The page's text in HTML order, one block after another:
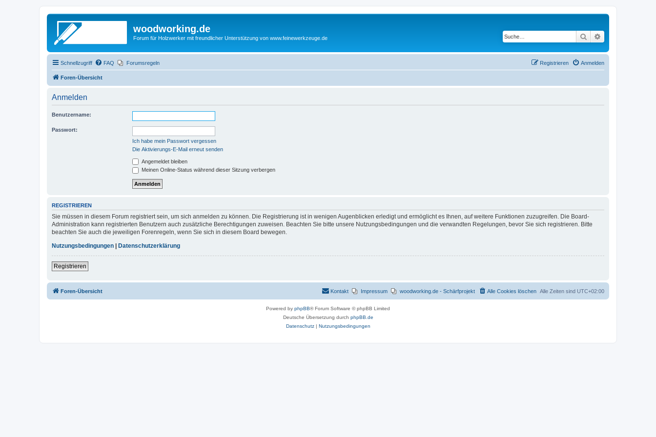
woodworking.de
Forum für Holzwerker mit freundlicher Unterstützung von www.feinewerkzeuge.de Suche
Schnellzugriff FAQ Forumsregeln Anmelden
Registrieren
Foren-Übersicht
Anmelden
Benutzername:
Passwort:
Ich habe mein Passwort vergessen
Die Aktivierungs-E-Mail erneut senden
Angemeldet bleiben
Meinen Online-Status während dieser Sitzung verbergen
REGISTRIEREN
Sie müssen in diesem Forum registriert sein, um sich anmelden zu können. Die Registrierung ist in wenigen Augenblicken erledigt und ermöglicht es Ihnen, auf weitere Funktionen zuzugreifen. Die Board-
Administration kann registrierten Benutzern auch zusätzliche Berechtigungen zuweisen. Beachten Sie bitte unsere Nutzungsbedingungen und die verwandten Regelungen, bevor Sie sich registrieren. Bitte
beachten Sie auch die jeweiligen Forenregeln, wenn Sie sich in diesem Board bewegen.
Nutzungsbedingungen
Datenschutzerklärung
Registrieren
Foren-Übersicht Alle Zeiten sind UTC+02:00
Alle Cookies löschen
woodworking.de - Schärfprojekt
Impressum
Kontakt
Powered by phpBB® Forum Software © phpBB Limited
Deutsche Übersetzung durch phpBB.de
Datenschutz| Nutzungsbedingungen